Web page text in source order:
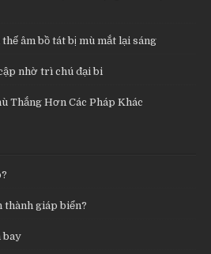
âm bồ tát bị mù mắt lại sáng
nhờ trì chú đại bi
Thắng Hơn Các Pháp Khác
thành giáp biển?
bay